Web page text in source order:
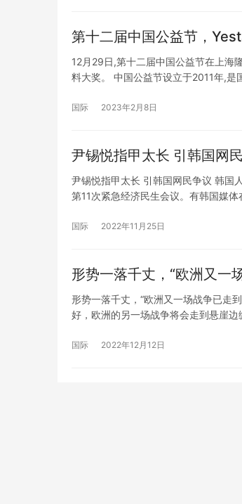
第十二届中国公益节，
12月29日,第十二届中国公益节在上海
料大奖。 中国公益节设立于2011年,是
国际 2023年2月8日
尹锡悦指甲太长 引韩国网
尹锡悦指甲太长 引韩国网民争议 韩国
第11次紧急经济民生会议。有韩国媒
国际 2022年11月25日
形势一落千丈，“欧洲又一
形势一落千丈，“欧洲又一场战争已走
好，欧洲的另一场战争将会走到悬崖
国际 2022年12月12日